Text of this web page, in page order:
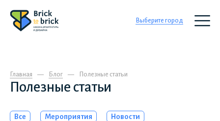
Выберите город
Главная Блог Полезные статьи
Полезные статьи
Все Мероприятия Новости